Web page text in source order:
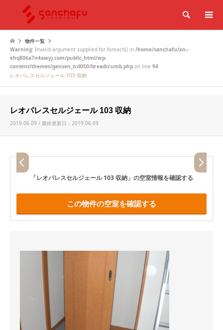
検索
物件一覧
Warning: Invalid argument supplied for foreach() in /home/sanchafu/xn--
ehq806a7n4awyj.com/public_html/wp-
content/themes/gensen_tcd050/breadcrumb.php on line 94
レオパレスセルジェール 103 収納
レオパレスセルジェール 103 収納
2019.06.09 / 最終更新日：2019.06.09
「レオパレスセルジェール 103 収納」 の空室情報を確認する
この物件の空室を確認する